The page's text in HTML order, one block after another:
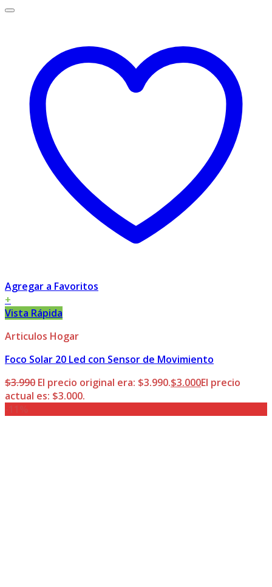
Agregar a Favoritos
+
Vista Rápida
Articulos Hogar
Foco Solar 20 Led con Sensor de Movimiento
$3.990 El precio original era: $3.990.$3.000El precio
actual es: $3.000.